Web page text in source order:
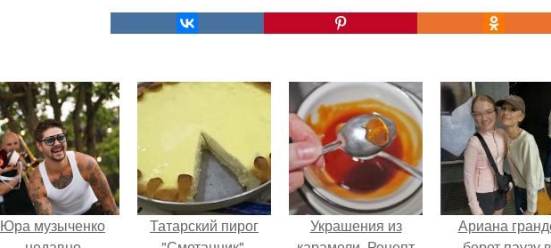
Юра музыченко
Татарский пирог
Украшения из
Ариана